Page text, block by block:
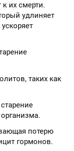
их смерти.
удлиняет
таких как
потерю
гормонов.